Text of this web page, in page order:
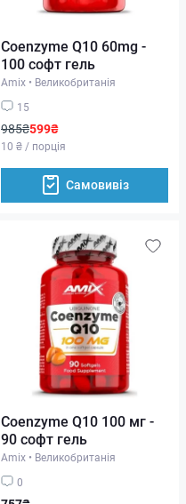
Coenzyme Q10 60mg -
100 софт гель
Amix • Великобританія
15
985₴599₴
10 ₴ / порція
Самовивіз
Coenzyme Q10 100 мг -
90 софт гель
Amix • Великобританія
0